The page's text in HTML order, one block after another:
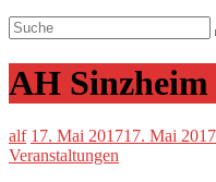
AH
alf 17. Mai 201717. Mai 2017
Veranstaltungen